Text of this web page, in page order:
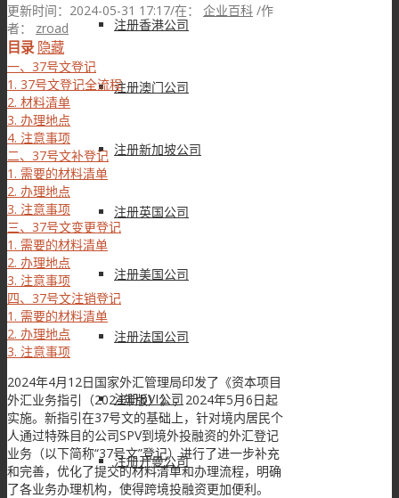
注册香港公司
注册澳门公司
注册新加坡公司
注册英国公司
注册美国公司
注册法国公司
注册BVI公司
注册开曼公司
更新时间：2024-05-31 17:17/在： 企业百科 /作
者： zroad
目录 隐藏
一、37号文登记
1. 37号文登记全流程
2. 材料清单
3. 办理地点
4. 注意事项
二、37号文补登记
1. 需要的材料清单
2. 办理地点
3. 注意事项
三、37号文变更登记
1. 需要的材料清单
2. 办理地点
3. 注意事项
四、37号文注销登记
1. 需要的材料清单
2. 办理地点
3. 注意事项
2024年4月12日国家外汇管理局印发了《资本项目
外汇业务指引（2024年版）》，2024年5月6日起
实施。新指引在37号文的基础上，针对境内居民个
人通过特殊目的公司SPV到境外投融资的外汇登记
业务（以下简称“37号文”登记）进行了进一步补充
和完善，优化了提交的材料清单和办理流程，明确
了各业务办理机构，使得跨境投融资更加便利。